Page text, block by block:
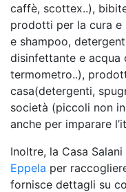
caffè, scottex..),
prodotti per la cura e
e shampoo,
disinfettante e acqua
termometro..),
casa(detergenti,
società (piccoli non
anche per imparare
Inoltre, la Casa
Eppela per
fornisce dettagli su